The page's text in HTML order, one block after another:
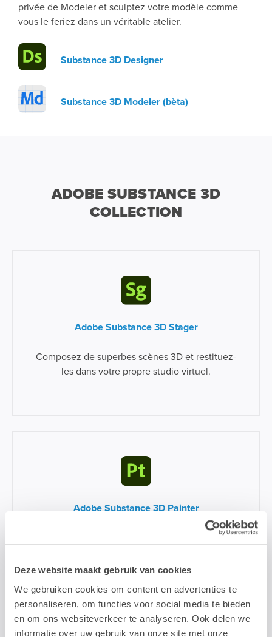
Deze website maakt gebruik van cookies
We gebruiken cookies om content en advertenties te
personaliseren, om functies voor social media te bieden
en om ons websiteverkeer te analyseren. Ook delen we
informatie over uw gebruik van onze site met onze
privée de Modeler et sculptez votre modèle comme
vous le feriez dans un véritable atelier.
Substance 3D Designer
Substance 3D Modeler (bèta)
ADOBE SUBSTANCE 3D
COLLECTION
Adobe Substance 3D Stager
Composez de superbes scènes 3D et restituez-
les dans votre propre studio virtuel.
Adobe Substance 3D Painter
Peignez des textures 3D sur un modèle en temps